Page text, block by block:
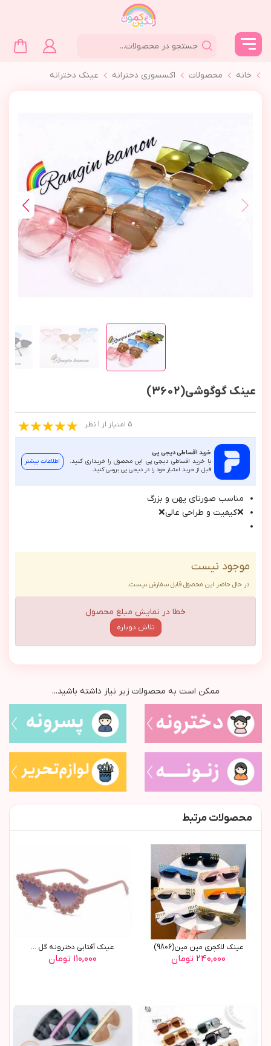
خانه محصولات اکسسوری دخترانه عینک دخترانه
عینک گوگوشی(3602)
5 امتیاز از 1 نظر
خرید اقساطی دیجی پی
با خرید اقساطی دیجی پی این محصول را خریداری کنید.
قبل از خرید اعتبار خود را در دیجی پی بررسی کنید.
اطلاعات بیشتر
مناسب صورتاي پهن و بزرگ
❌كيفيت و طراحي عالي❌
موجود نیست
در حال حاضر این محصول قابل سفارش نیست.
خطا در نمایش مبلغ محصول
تلاش دوباره
ممکن است به محصولات زیر نیاز داشته باشید...
محصولات مرتبط
عینک لاکچری مین مین(9806)
۲۴۰,۰۰۰ تومان
عينک آفتابي دخترونه گل ...
۱۱۰,۰۰۰ تومان